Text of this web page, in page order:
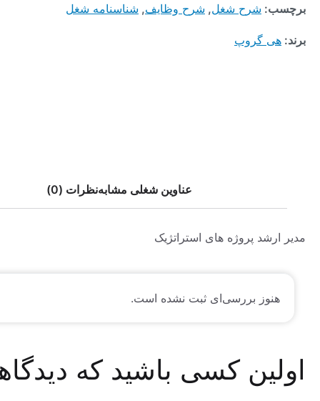
شرح شغل ,شرح وظایف, شناسنامه شغل
گروپ
عناوین شغلی مشابهنظرات (0)
پروژه های استراتژیک
بررسی‌ای ثبت نشده است.
کسی باشید که دیدگاهی